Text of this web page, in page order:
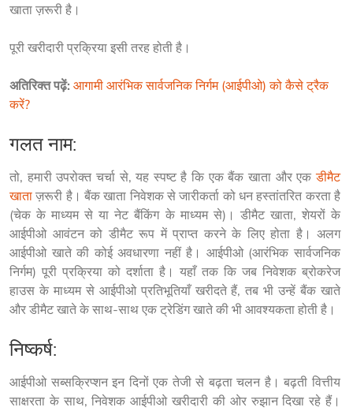
खाता ज़रूरी है।
पूरी खरीदारी प्रक्रिया इसी तरह होती है।
अतिरिक्त पढ़ें: आगामी आरंभिक सार्वजनिक निर्गम (आईपीओ) को कैसे ट्रैक
करें?
गलत नाम:
तो, हमारी उपरोक्त चर्चा से, यह स्पष्ट है कि एक बैंक खाता और एक डीमैट
खाता ज़रूरी है। बैंक खाता निवेशक से जारीकर्ता को धन हस्तांतरित करता है
(चेक के माध्यम से या नेट बैंकिंग के माध्यम से)। डीमैट खाता, शेयरों के
आईपीओ आवंटन को डीमैट रूप में प्राप्त करने के लिए होता है। अलग
आईपीओ खाते की कोई अवधारणा नहीं है। आईपीओ (आरंभिक सार्वजनिक
निर्गम) पूरी प्रक्रिया को दर्शाता है। यहाँ तक कि जब निवेशक ब्रोकरेज
हाउस के माध्यम से आईपीओ प्रतिभूतियाँ खरीदते हैं, तब भी उन्हें बैंक खाते
और डीमैट खाते के साथ-साथ एक ट्रेडिंग खाते की भी आवश्यकता होती है।
निष्कर्ष:
आईपीओ सब्सक्रिप्शन इन दिनों एक तेजी से बढ़ता चलन है। बढ़ती वित्तीय
साक्षरता के साथ, निवेशक आईपीओ खरीदारी की ओर रुझान दिखा रहे हैं।